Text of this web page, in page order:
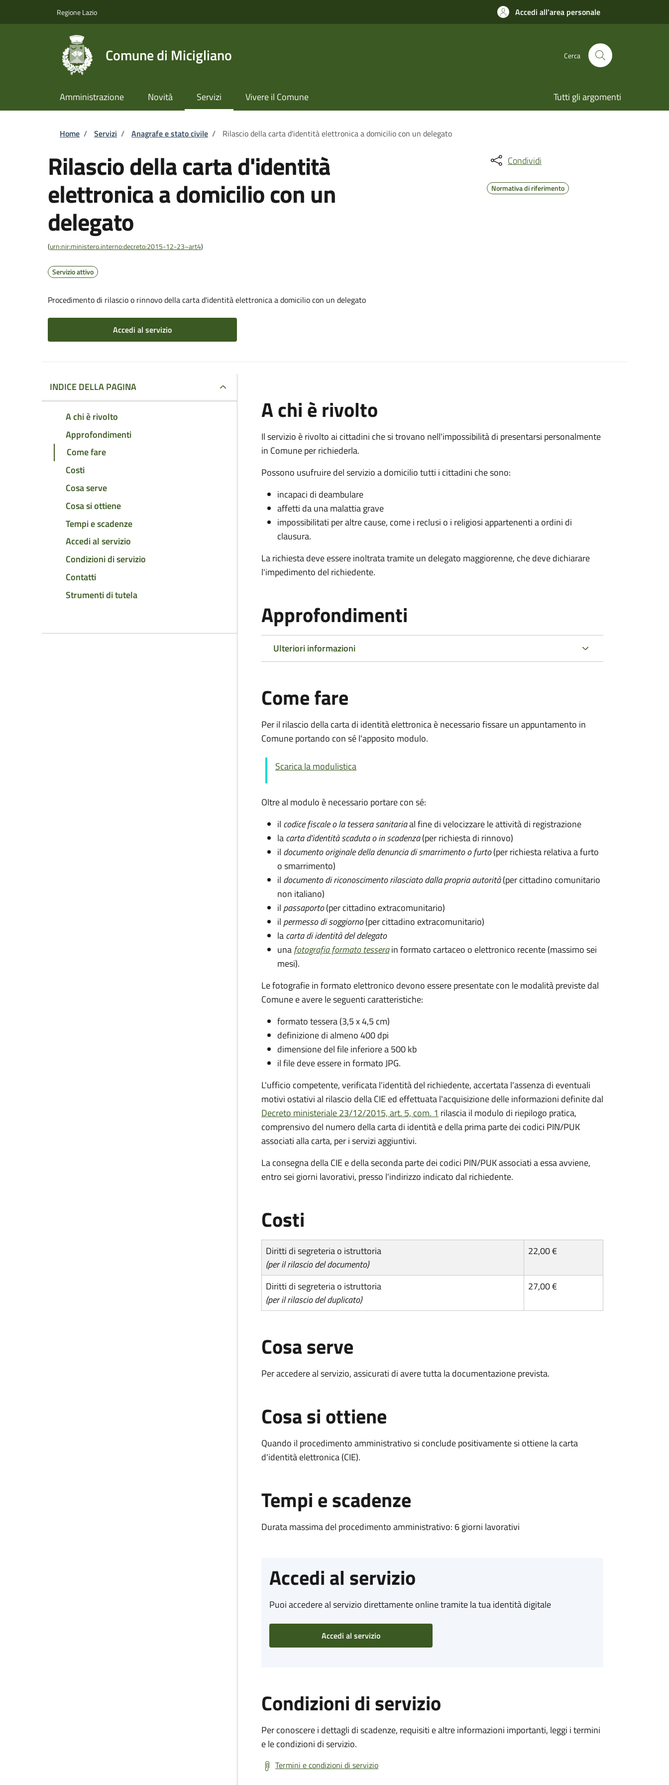
Regione Lazio Accedi all'area personale
Comune di Micigliano Cerca
Amministrazione Novità Servizi Vivere il Comune Tutti gli argomenti
Briciole di pane
Home / Servizi / Anagrafe e stato civile / Rilascio della carta d'identità elettronica a domicilio con un delegato
Rilascio della carta d'identità
elettronica a domicilio con un
delegato
(urn:nir:ministero.interno:decreto:2015-12-23~art4)
Servizio attivo
Procedimento di rilascio o rinnovo della carta d'identità elettronica a domicilio con un delegato
Accedi al servizio
Condividi
Normativa di riferimento
INDICE DELLA PAGINA
A chi è rivolto
Approfondimenti
Come fare
Costi
Cosa serve
Cosa si ottiene
Tempi e scadenze
Accedi al servizio
Condizioni di servizio
Contatti
Strumenti di tutela
A chi è rivolto
Il servizio è rivolto ai cittadini che si trovano nell'impossibilità di presentarsi personalmente
in Comune per richiederla.
Possono usufruire del servizio a domicilio tutti i cittadini che sono:
incapaci di deambulare
affetti da una malattia grave
impossibilitati per altre cause, come i reclusi o i religiosi appartenenti a ordini di
clausura.
La richiesta deve essere inoltrata tramite un delegato maggiorenne, che deve dichiarare
l'impedimento del richiedente.
Approfondimenti
Ulteriori informazioni
Come fare
Per il rilascio della carta di identità elettronica è necessario fissare un appuntamento in
Comune portando con sé l'apposito modulo.
Scarica la modulistica
Oltre al modulo è necessario portare con sé:
il codice fiscale o la tessera sanitariaal fine di velocizzare le attività di registrazione
lacarta d'identità scaduta o in scadenza(per richiesta di rinnovo)
il documento originale della denuncia di smarrimento o furto(per richiesta relativa a furto
o smarrimento)
il documento di riconoscimento rilasciato dalla propria autorità(per cittadino comunitario
non italiano)
il passaporto(per cittadino extracomunitario)
il permesso di soggiorno(per cittadino extracomunitario)
lacarta di identità del delegato
unafotografia formato tesserain formato cartaceo o elettronico recente (massimo sei
mesi).
Le fotografie in formato elettronico devono essere presentate con le modalità previste dal
Comune e avere le seguenti caratteristiche:
formato tessera (3,5 x 4,5 cm)
definizione di almeno 400 dpi
dimensione del file inferiore a 500 kb
il file deve essere in formato JPG.
L'ufficio competente, verificata l'identità del richiedente, accertata l'assenza di eventuali
motivi ostativi al rilascio della CIE ed effettuata l'acquisizione delle informazioni definite dal
Decreto ministeriale 23/12/2015, art. 5, com. 1 rilascia il modulo di riepilogo pratica,
comprensivo del numero della carta di identità e della prima parte dei codici PIN/PUK
associati alla carta, per i servizi aggiuntivi.
La consegna della CIE e della seconda parte dei codici PIN/PUK associati a essa avviene,
entro sei giorni lavorativi, presso l'indirizzo indicato dal richiedente.
Costi
Diritti di segreteria o istruttoria
(per il rilascio del documento)
22,00 €
Diritti di segreteria o istruttoria
(per il rilascio del duplicato)
27,00 €
Cosa serve
Per accedere al servizio, assicurati di avere tutta la documentazione prevista.
Cosa si ottiene
Quando il procedimento amministrativo si conclude positivamente si ottiene la carta
d'identità elettronica (CIE).
Tempi e scadenze
Durata massima del procedimento amministrativo: 6 giorni lavorativi
Accedi al servizio
Puoi accedere al servizio direttamente online tramite la tua identità digitale
Accedi al servizio
Condizioni di servizio
Per conoscere i dettagli di scadenze, requisiti e altre informazioni importanti, leggi i termini
e le condizioni di servizio.
Termini e condizioni di servizio